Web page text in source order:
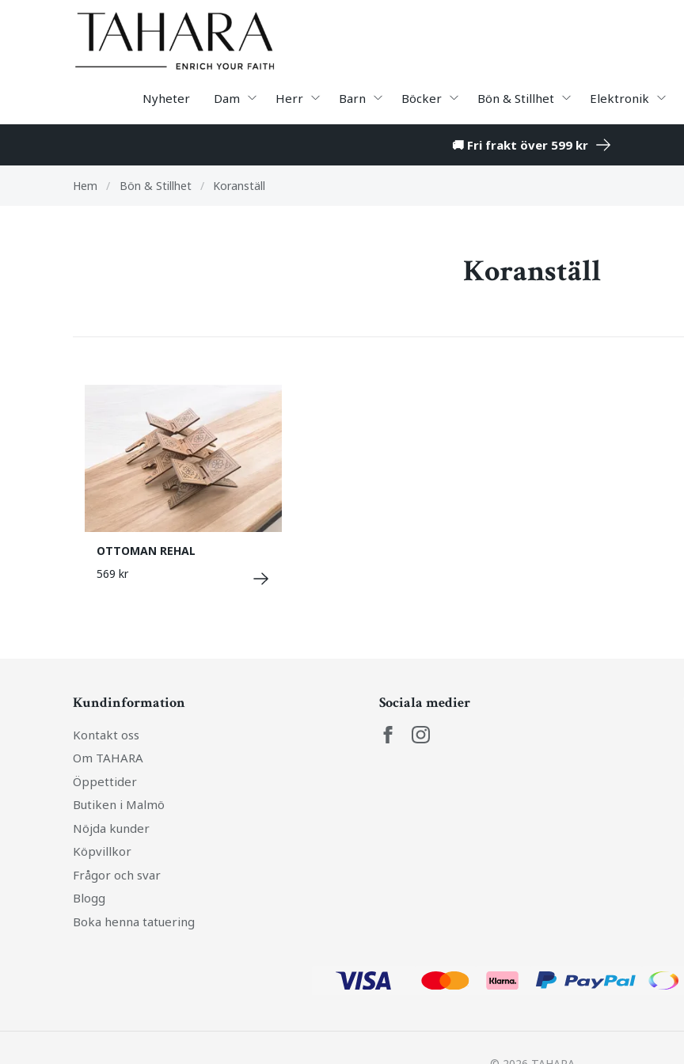
Nyheter Dam Herr Barn Böcker Bön & Stillhet Elektronik
🚚 Fri frakt över 599 kr
Hem / Bön & Stillhet / Koranställ
Koranställ
OTTOMAN REHAL
569 kr
Kundinformation
Kontakt oss
Om TAHARA
Öppettider
Butiken i Malmö
Nöjda kunder
Köpvillkor
Frågor och svar
Blogg
Boka henna tatuering
Sociala medier